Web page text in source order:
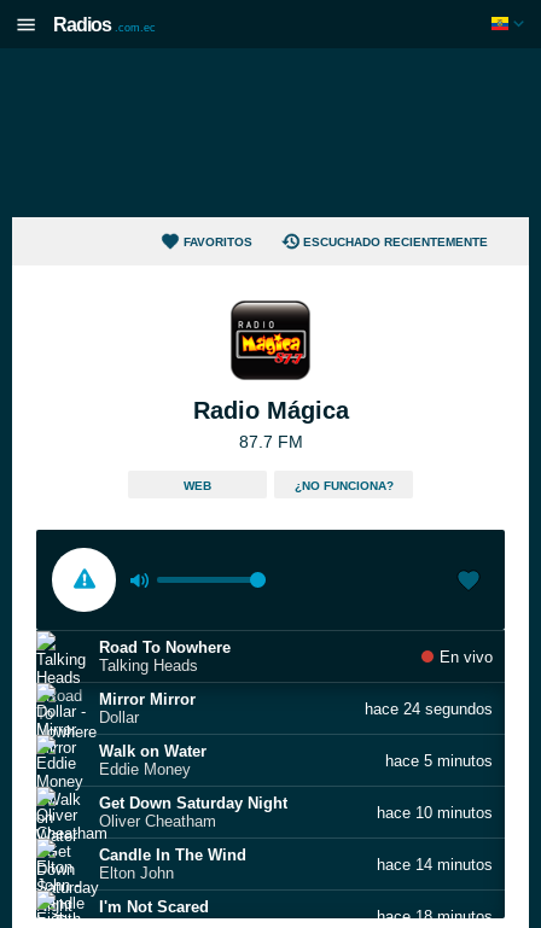
Radios .com.ec
FAVORITOS ESCUCHADO RECIENTEMENTE
Radio Mágica
87.7 FM
WEB ¿NO FUNCIONA?
Road To Nowhere
Talking Heads
En vivo
Mirror Mirror
Dollar
hace 24 segundos
Walk on Water
Eddie Money
hace 5 minutos
Get Down Saturday Night
Oliver Cheatham
hace 10 minutos
Candle In The Wind
Elton John
hace 14 minutos
I'm Not Scared
hace 18 minutos